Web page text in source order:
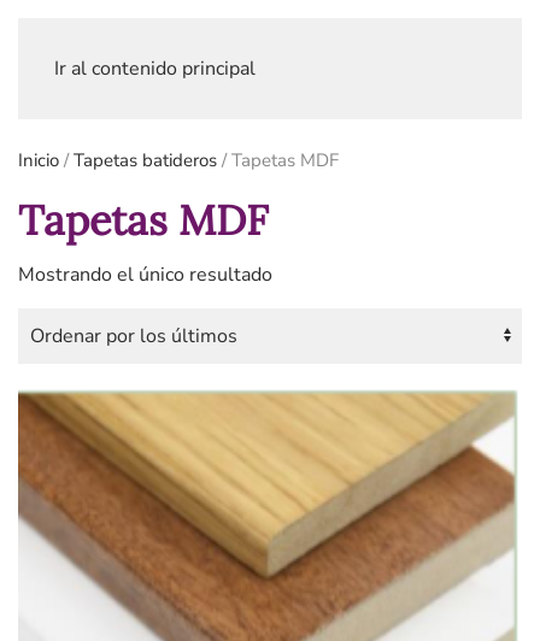
Ir al contenido principal
Inicio /Tapetas batideros / Tapetas MDF
Tapetas MDF
Mostrando el único resultado